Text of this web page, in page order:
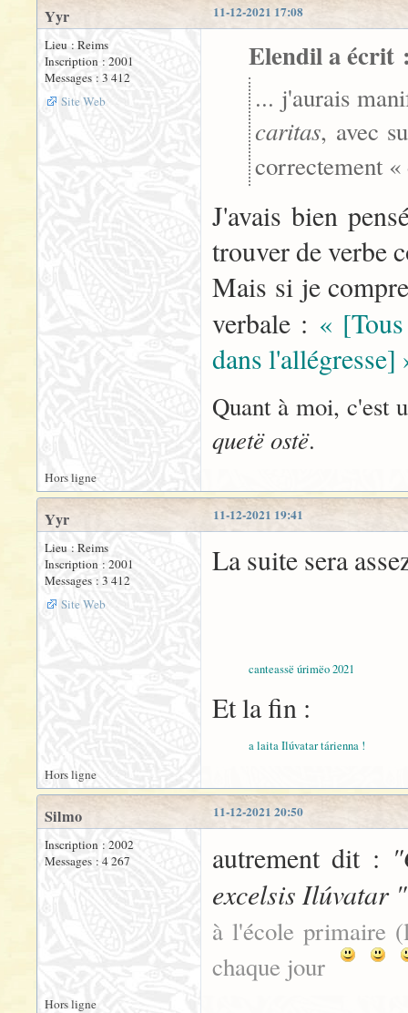
11-12-2021 17:08
Yyr
Lieu : Reims
Inscription : 2001
Messages : 3 412
Site Web
Elendil a écrit
... j'aurais
caritas, avec
correctement
J'avais bien
trouver de verbe
Mais si je
verbale : «
dans l'allégresse]
Quant à moi, c'est
quetë ostë.
Hors ligne
11-12-2021 19:41
Yyr
Lieu : Reims
Inscription : 2001
Messages : 3 412
Site Web
La
canteassë úrimëo 2021
Et la fin :
a laita Ilúvatar tárienna !
Hors ligne
11-12-2021 20:50
Silmo
Inscription : 2002
Messages : 4 267
autrement dit :
excelsis Ilúvatar "
à l'école primaire
chaque jour
Hors ligne